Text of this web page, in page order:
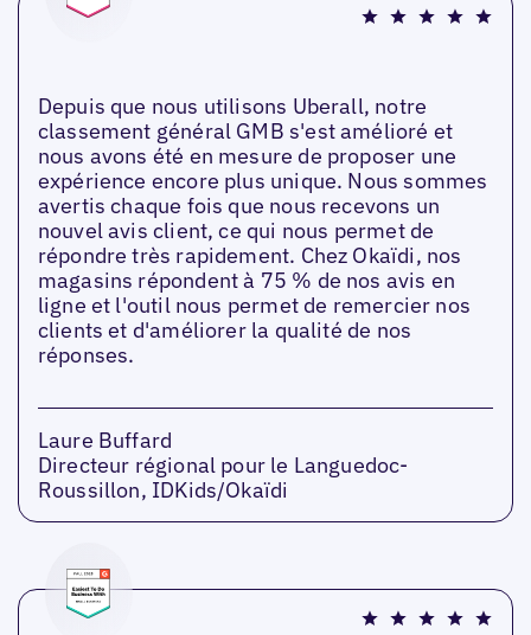
Depuis que nous utilisons Uberall, notre
classement général GMB s'est amélioré et
nous avons été en mesure de proposer une
expérience encore plus unique. Nous sommes
avertis chaque fois que nous recevons un
nouvel avis client, ce qui nous permet de
répondre très rapidement. Chez Okaïdi, nos
magasins répondent à 75 % de nos avis en
ligne et l'outil nous permet de remercier nos
clients et d'améliorer la qualité de nos
réponses.
Laure Buffard
Directeur régional pour le Languedoc-
Roussillon, IDKids/Okaïdi